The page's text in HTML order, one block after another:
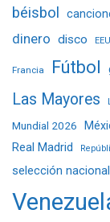
béisbol
dinero disco
Francia Fútbol
Las Mayores
Mundial 2026
Real Madrid
selección nacional